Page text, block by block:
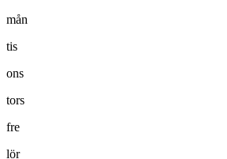
mån
tis
ons
tors
fre
lör